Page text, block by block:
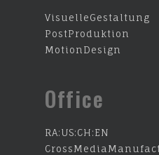
VisuelleGestaltung
PostProduktion
MotionDesign
Office
RA:US:CH:EN